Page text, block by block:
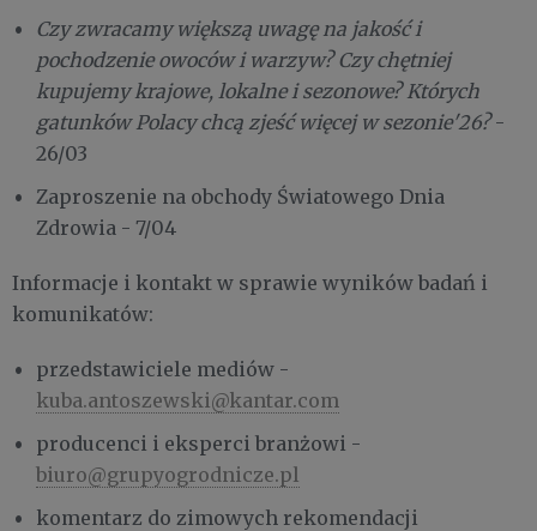
Czy zwracamy większą uwagę na jakość i
pochodzenie owoców i warzyw? Czy chętniej
kupujemy krajowe, lokalne i sezonowe? Których
gatunków Polacy chcą zjeść więcej w sezonie'26?-
26/03
Zaproszenie na obchody Światowego Dnia
Zdrowia - 7/04
Informacje i kontakt w sprawie wyników badań i
komunikatów:
przedstawiciele mediów -
kuba.antoszewski@kantar.com
producenci i eksperci branżowi -
biuro@grupyogrodnicze.pl
komentarz do zimowych rekomendacji